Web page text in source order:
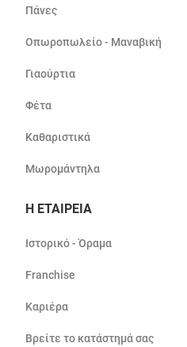
Πάνες
Οπωροπωλείο - Μαναβική
Γιαούρτια
Φέτα
Καθαριστικά
Μωρομάντηλα
Η ΕΤΑΙΡΕΙΑ
Ιστορικό - Όραμα
Franchise
Καριέρα
Βρείτε το κατάστημά σας